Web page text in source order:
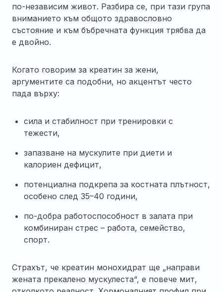
по-независим живот. Разбира се, при тази група
вниманието към общото здравословно
състояние и към бъбречната функция трябва да
е двойно.
Когато говорим за креатин за жени,
аргументите са подобни, но акцентът често
пада върху:
сила и стабилност при тренировки с
тежести,
запазване на мускулите при диети и
калориен дефицит,
потенциална подкрепа за костната плътност,
особено след 35–40 години,
по-добра работоспособност в залата при
комбиниран стрес – работа, семейство,
спорт.
Страхът, че креатин монохидрат ще „направи
жената прекалено мускулеста“, е повече мит,